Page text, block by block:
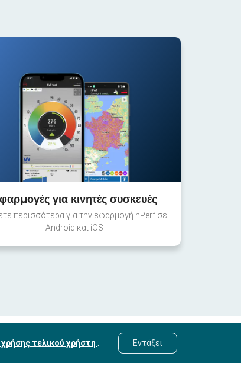
για κινητές συσκευές
περισσότερα για την εφαρμογή nPerf σε
Android και iOS
τελικού χρήστη Εντάξει